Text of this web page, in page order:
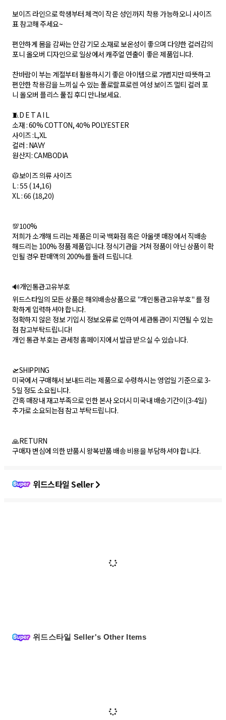
보이즈 라인으로 학생부터 체격이 작은 성인까지 착용 가능하오니 사이즈
표 참고해 주세요~
편안하게 몸을 감싸는 안감 기모 소재로 보온성이 좋으며 다양한 컬러감의
포니 올오버 디자인으로 일상에서 캐주얼 연출이 좋은 제품입니다.
찬바람이 부는 계절부터 활용하시기 좋은 아이템으로 가볍지만 따뜻하고
편안한 착용감을 느끼실 수 있는 폴로랄프로렌 여성 보이즈 멀티 컬러 포
니 올오버 플리스 풀집 후디 만나보세요.
🧵D E T A I L
소재 : 60% COTTON, 40% POLYESTER
사이즈 : L,XL
컬러 : NAVY
원산지: CAMBODIA
🥼보이즈 의류 사이즈
L : 55 ( 14,16)
XL : 66 (18,20)
💯100%
저희가 소개해 드리는 제품은 미국 백화점 혹은 아울렛 매장에서 직배송
해드리는 100% 정품 제품입니다. 정식기관을 거쳐 정품이 아닌 상품이 확
인될 경우 판매액의 200%를 돌려 드립니다.
🔊개인통관고유부호
위드스타일의 모든 상품은 해외배송상품으로 "개인통관고유부호" 를 정
확하게 입력하셔야 합니다.
정확하지 않은 정보 기입시 정보오류로 인하여 세관통관이 지연될 수 있는
점 참고부탁드립니다!
개인 통관 부호는 관세청 홈페이지에서 발급 받으실 수 있습니다.
🛫SHIPPING
미국에서 구매해서 보내드리는 제품으로 수령하시는 영업일 기준으로 3-
5일 정도 소요됩니다.
간혹 매장내 재고부족으로 인한 본사 오더시 미국내 배송기간이(3-4일)
추가로 소요되는점 참고 부탁드립니다.
🙏RETURN
구매자 변심에 의한 반품시 왕복반품 배송 비용을 부담하셔야 합니다.
위드스타일 Seller
위드스타일 Seller's Other Items